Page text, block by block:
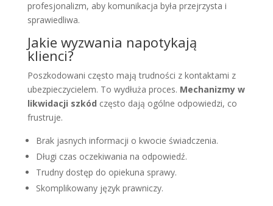
profesjonalizm, aby komunikacja była przejrzysta i
sprawiedliwa.
Jakie wyzwania napotykają
klienci?
Poszkodowani często mają trudności z kontaktami z
ubezpieczycielem. To wydłuża proces. Mechanizmy w
likwidacji szkód często dają ogólne odpowiedzi, co
frustruje.
Brak jasnych informacji o kwocie świadczenia.
Długi czas oczekiwania na odpowiedź.
Trudny dostęp do opiekuna sprawy.
Skomplikowany język prawniczy.